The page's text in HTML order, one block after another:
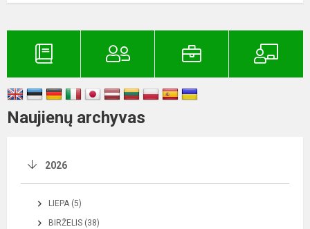
Naujienų archyvas
2026
LIEPA (5)
BIRŽELIS (38)